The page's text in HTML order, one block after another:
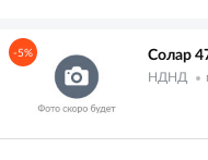
-5% Солар
НДНД